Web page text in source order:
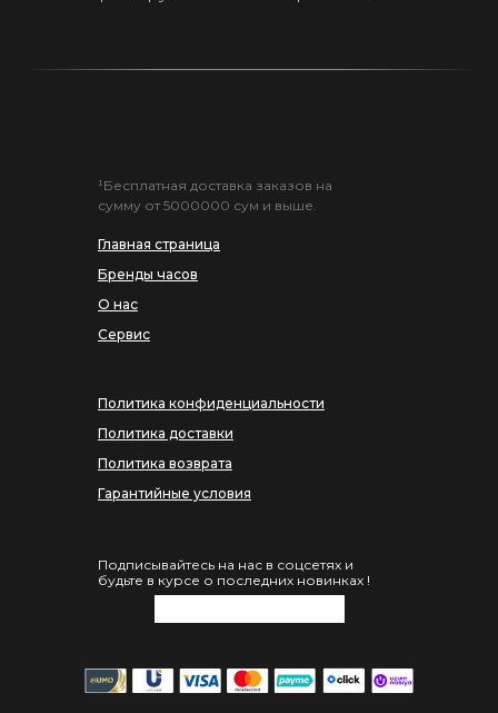
Подписывайтесь на нас в соцсетях и
будьте в курсе о последних новинках !
Главная страница
Бренды часов
О нас
Сервис
¹Бесплатная доставка заказов на
сумму от 5000000 сум и выше.
Политика конфиденциальности
Политика доставки
Политика возврата
Гарантийные условия